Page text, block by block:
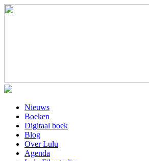
Nieuws
Boeken
Digitaal boek
Blog
Over Lulu
Agenda